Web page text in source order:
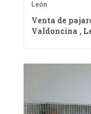
León
Venta de
Valdoncina ,